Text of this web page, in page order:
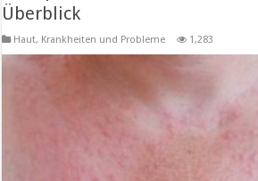
Überblick
Haut, Krankheiten und Probleme 1,283